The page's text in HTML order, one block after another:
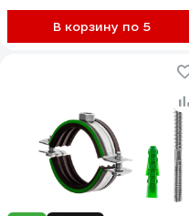
В корзину по 5